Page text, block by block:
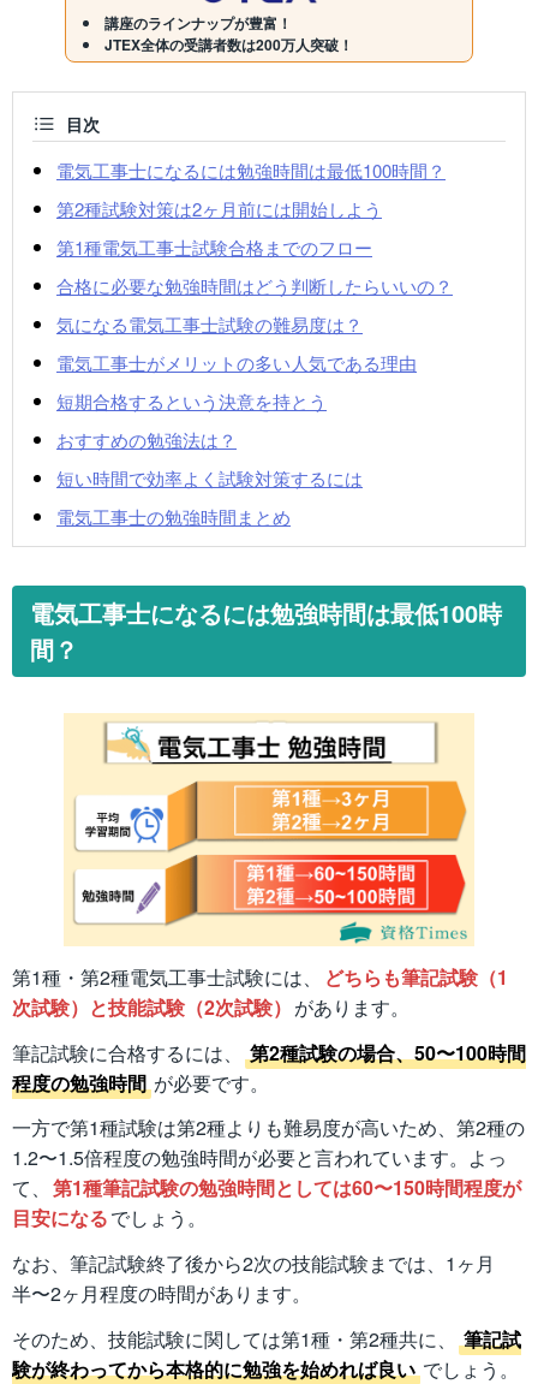
講座のラインナップが豊富！
JTEX全体の受講者数は200万人突破！
目次
電気工事士になるには勉強時間は最低100時間？
第2種試験対策は2ヶ月前には開始しよう
第1種電気工事士試験合格までのフロー
合格に必要な勉強時間はどう判断したらいいの？
気になる電気工事士試験の難易度は？
電気工事士がメリットの多い人気である理由
短期合格するという決意を持とう
おすすめの勉強法は？
短い時間で効率よく試験対策するには
電気工事士の勉強時間まとめ
電気工事士になるには勉強時間は最低100時
間？
第1種・第2種電気工事士試験には、
どちらも筆記試験（1
次試験）と技能試験（2次試験） があります。
筆記試験に合格するには、
第2種試験の場合、50〜100時間
程度の勉強時間 が必要です。
一方で第1種試験は第2種よりも難易度が高いため、第2種の
1.2〜1.5倍程度の勉強時間が必要と言われています。よっ
て、 第1種筆記試験の勉強時間としては60〜150時間程度が
目安になるでしょう。
なお、筆記試験終了後から2次の技能試験までは、1ヶ月
半〜2ヶ月程度の時間があります。
そのため、技能試験に関しては第1種・第2種共に、
筆記試
験が終わってから本格的に勉強を始めれば良い でしょう。